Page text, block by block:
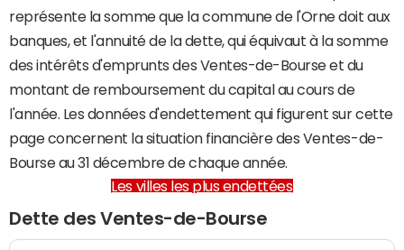
représente la somme que la commune de l'Orne doit aux
banques, et l'annuité de la dette, qui équivaut à la somme
des intérêts d'emprunts des Ventes-de-Bourse et du
montant de remboursement du capital au cours de
l'année. Les données d'endettement qui figurent sur cette
page concernent la situation financière des Ventes-de-
Bourse au 31 décembre de chaque année.
Les villes les plus endettées
Dette des Ventes-de-Bourse